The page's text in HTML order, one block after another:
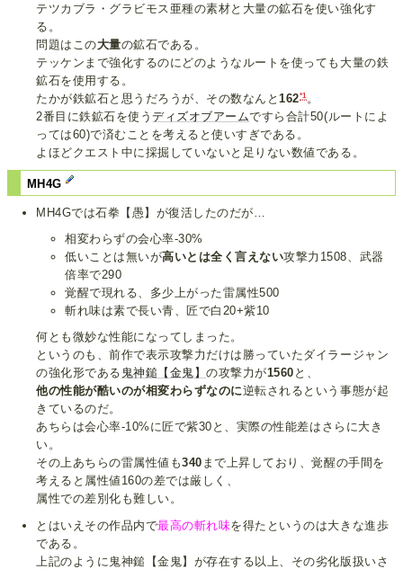
テツカブラ・グラビモス亜種の素材と大量の鉱石を使い強化す
る。
問題はこの大量の鉱石である。
テッケンまで強化するのにどのようなルートを使っても大量の鉄
鉱石を使用する。
たかが鉄鉱石と思うだろうが、その数なんと 162*1 。
2番目に鉄鉱石を使うディズオブアームですら合計50(ルートによ
っては60)で済むことを考えると使いすぎである。
よほどクエスト中に採掘していないと足りない数値である。
MH4G
MH4Gでは石拳【愚】が復活したのだが…
相変わらずの会心率-30%
低いことは無いが高いとは全く言えない攻撃力1508、武器
倍率で290
覚醒で現れる、多少上がった雷属性500
斬れ味は素で長い青、匠で白20+紫10
何とも微妙な性能になってしまった。
というのも、前作で表示攻撃力だけは勝っていたダイラージャン
の強化形である 鬼神鎚【金鬼】の攻撃力が1560 と、
他の性能が酷いのが相変わらずなのに逆転されるという事態が起
きているのだ。
あちらは会心率-10%に匠で紫30と、実際の性能差はさらに大き
い。
その上あちらの雷属性値も340 まで上昇しており、覚醒の手間を
考えると属性値160の差では厳しく、
属性での差別化も難しい。
とはいえその作品内で最高の斬れ味を得たというのは大きな進歩
である。
上記のように鬼神鎚【金鬼】が存在する以上、その劣化版扱いさ